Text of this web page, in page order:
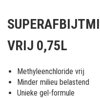
het
van
afbeeldingen-
gallerij
VRIJ 0,75L
Methyleenchloride vrij
Minder milieu belastend
Unieke gel-formule